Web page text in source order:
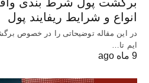
انواع و شرایط ریفایند پول
در این مقاله توضیحاتی را در خصوص
ایم تا…
9 ماه ago